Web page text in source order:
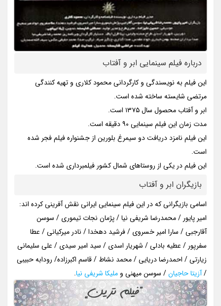
درباره فیلم سینمایی ابر و آفتاب
این فیلم به نویسندگی و کارگردانی محمود کلاری و تهیه کنندگی
مرتضی شایسته ساخته شده است.
ابر و آفتاب محصول سال ۱۳۷۵ است.
مدت زمان این فیلم سینمایی ۹۰ دقیقه است.
این فیلم نامزد دریافت دو سیمرغ بلورین از جشنواره فیلم فجر شده
است.
این فیلم در یکی از روستاهای شمال کشور فیلمبرداری شده است.
بازیگران ابر و آفتاب
اسامی بازیگرانی که در این فیلم سینمایی ایرانی نقش آفرینی کرده اند:
امیر پایور / محمدرضا شریفی نیا / پژمان نجات تیموری / سوسن
آقارجبی / سارا امیر خسروی / فرشید دهخدا / نادر میرکیانی / عطا
سفرپور / عطیه بادلی / شهریار اسدی / سید امیر سیدی / علی سلیمانی
زیارتی / احمدرضا دریایی / محمد نشاط / قاسم اکبرزاده/ رودابه حبیبی
/آزیتا حاجیان/ سوسن میهنی وملیکا شریفی نیا.